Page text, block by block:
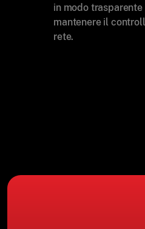
in modo
mantenere il
rete.